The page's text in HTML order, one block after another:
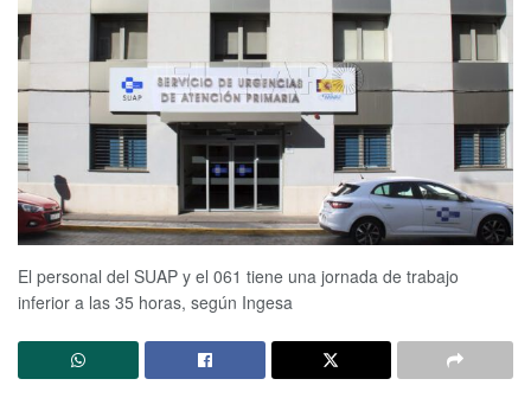
El personal del SUAP y el 061 tiene una jornada de trabajo
inferior a las 35 horas, según Ingesa